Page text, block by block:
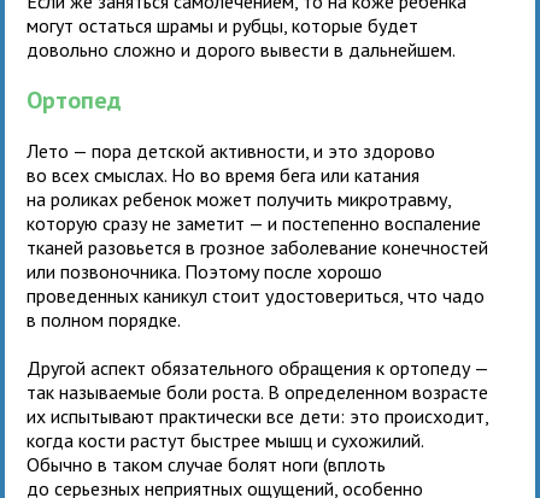
могут остаться шрамы и рубцы, которые будет
довольно сложно и дорого вывести в дальнейшем.
Ортопед
Лето — пора детской активности, и это здорово
во всех смыслах. Но во время бега или катания
на роликах ребенок может получить микротравму,
которую сразу не заметит — и постепенно воспаление
тканей разовьется в грозное заболевание конечностей
или позвоночника. Поэтому после хорошо
проведенных каникул стоит удостовериться, что чадо
в полном порядке.
Другой аспект обязательного обращения к ортопеду —
так называемые боли роста. В определенном возрасте
их испытывают практически все дети: это происходит,
когда кости растут быстрее мышц и сухожилий.
Обычно в таком случае болят ноги (вплоть
до серьезных неприятных ощущений, особенно